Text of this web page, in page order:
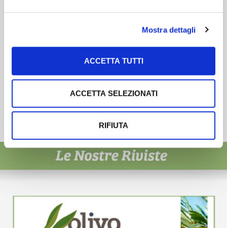
Mostra dettagli
ACCETTA TUTTI
ACCETTA SELEZIONATI
RIFIUTA